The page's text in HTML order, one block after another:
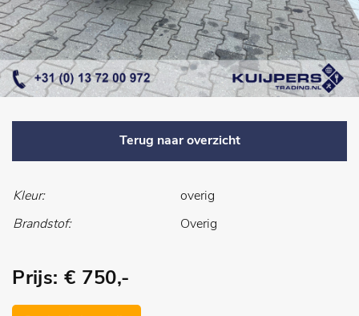
Terug naar overzicht
Kleur:
overig
Brandstof:
Overig
Prijs: € 750,-